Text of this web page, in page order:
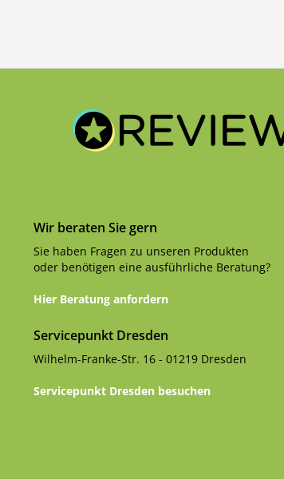
Wir beraten Sie gern
Sie haben Fragen zu unseren Produkten
oder benötigen eine ausführliche Beratung?
Hier Beratung anfordern
Servicepunkt Dresden
Wilhelm-Franke-Str. 16 - 01219 Dresden
Servicepunkt Dresden besuchen